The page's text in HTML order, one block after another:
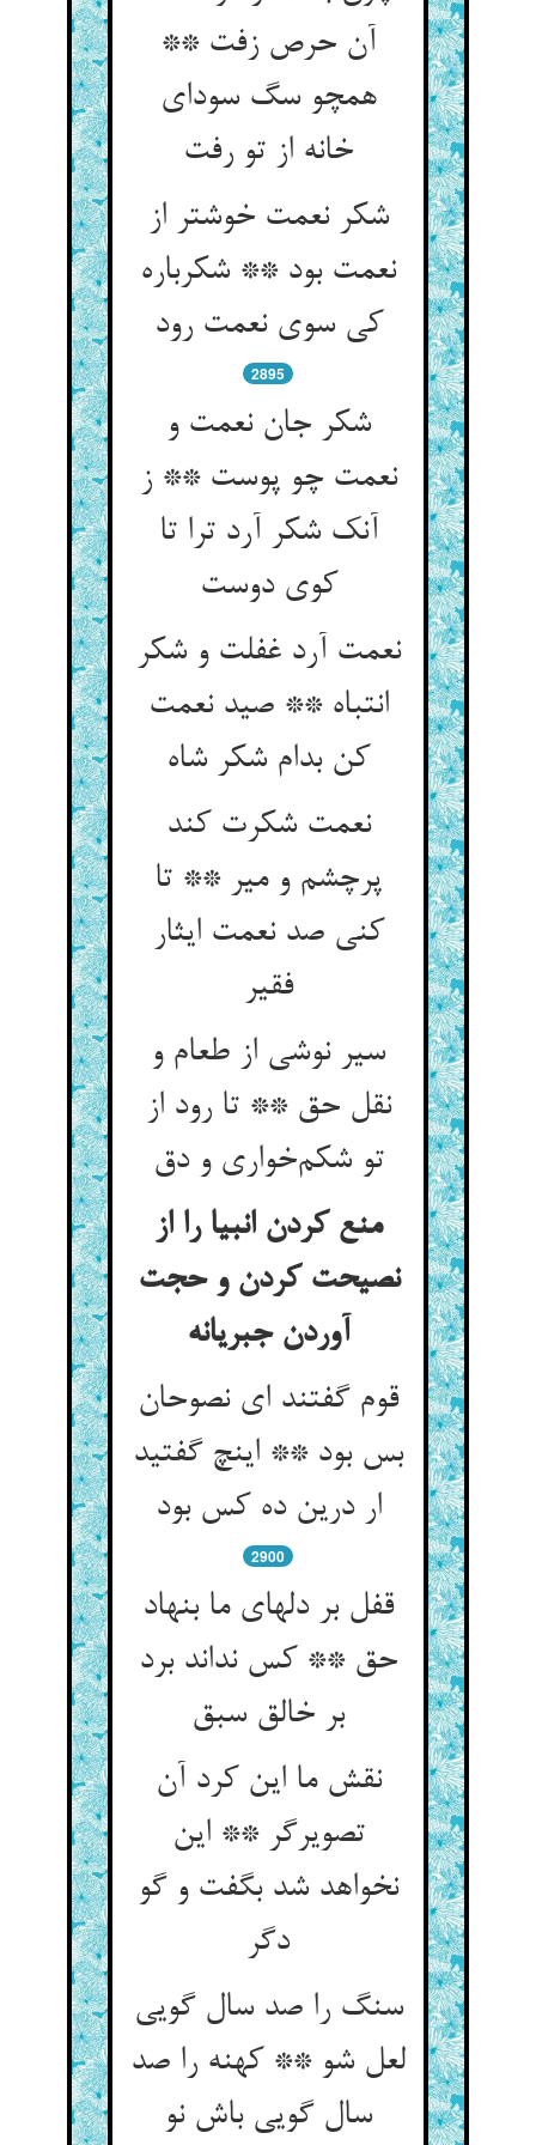
آن حرص زفت **
همچو سگ سودای
خانه از تو رفت
شکر نعمت خوشتر از
نعمت بود ** شکرباره
کی سوی نعمت رود
2895
شکر جان نعمت و
نعمت چو پوست ** ز
آنک شکر آرد ترا تا
کوی دوست
نعمت آرد غفلت و شکر
انتباه ** صید نعمت
کن بدام شکر شاه
نعمت شکرت کند
پرچشم و میر ** تا
کنی صد نعمت ایثار
فقیر
سیر نوشی از طعام و
نقل حق ** تا رود از
تو شکم‌خواری و دق
منع کردن انبیا را از
نصیحت کردن و حجت
آوردن جبریانه
قوم گفتند ای نصوحان
بس بود ** اینچ گفتید
ار درین ده کس بود
2900
قفل بر دلهای ما بنهاد
حق ** کس نداند برد
بر خالق سبق
نقش ما این کرد آن
تصویرگر ** این
نخواهد شد بگفت و گو
دگر
سنگ را صد سال گویی
لعل شو ** کهنه را صد
سال گویی باش نو